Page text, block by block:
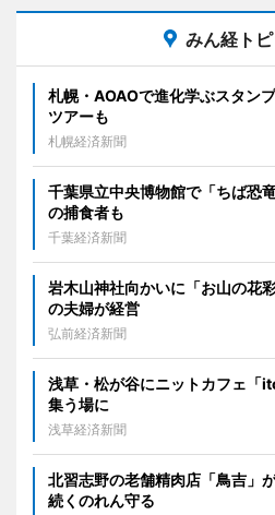
みん経ト
札幌・AOAOで進化学ぶスタン
ツアーも
札幌経済新聞
千葉県立中央博物館で「ちば
の捕食者も
千葉経済新聞
岩木山神社向かいに「お山の花
の夫婦が経営
弘前経済新聞
浅草・松が谷にニットカフェ
集う場に
浅草経済新聞
北習志野の老舗精肉店「鳥吉
続くのれん守る